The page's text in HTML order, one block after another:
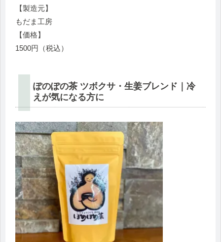
【製造元】
もだま工房
【価格】
1500円（税込）
ぽのぽの茶 ツボクサ・生姜ブレンド｜冷
えが気になる方に